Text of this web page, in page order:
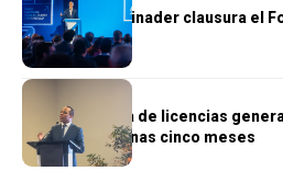
Presidente Abinader clausura el
NACIONALES
Nuevo sistema de licencias
Estado en apenas cinco meses